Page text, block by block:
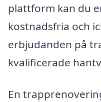
plattform kan du
kostnadsfria och
erbjudanden på
kvalificerade
En